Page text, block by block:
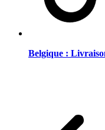
Belgique :